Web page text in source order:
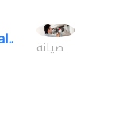
صيانة